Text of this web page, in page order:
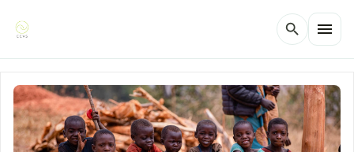
search menu